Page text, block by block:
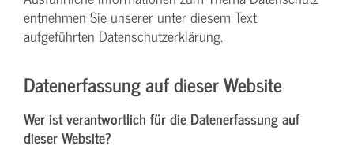
entnehmen Sie unserer unter diesem Text
aufgeführten Datenschutzerklärung.
Datenerfassung auf dieser Website
Wer ist verantwortlich für die Datenerfassung auf
dieser Website?